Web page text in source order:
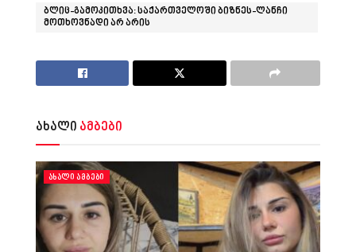
ბლიც-გამოკითხვა: საქართველოში ბიზნეს-ლანჩი
მოთხოვნადი არ არის
ახალი ამბები
ᲐᲮᲐᲚᲘ ᲐᲛᲑᲔᲑᲘ